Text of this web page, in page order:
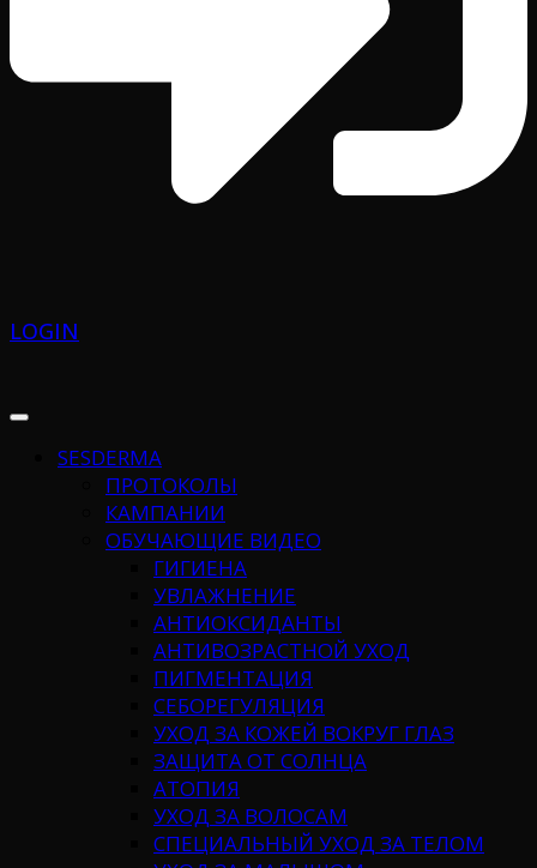
LOGIN
SESDERMA
ПРОТОКОЛЫ
КАМПАНИИ
ОБУЧАЮЩИЕ ВИДЕО
ГИГИЕНА
УВЛАЖНЕНИЕ
АНТИОКСИДАНТЫ
АНТИВОЗРАСТНОЙ УХОД
ПИГМЕНТАЦИЯ
СЕБОРЕГУЛЯЦИЯ
УХОД ЗА КОЖЕЙ ВОКРУГ ГЛАЗ
ЗАЩИТА ОТ СОЛНЦА
АТОПИЯ
УХОД ЗА ВОЛОСАМ
СПЕЦИАЛЬНЫЙ УХОД ЗА ТЕЛОМ